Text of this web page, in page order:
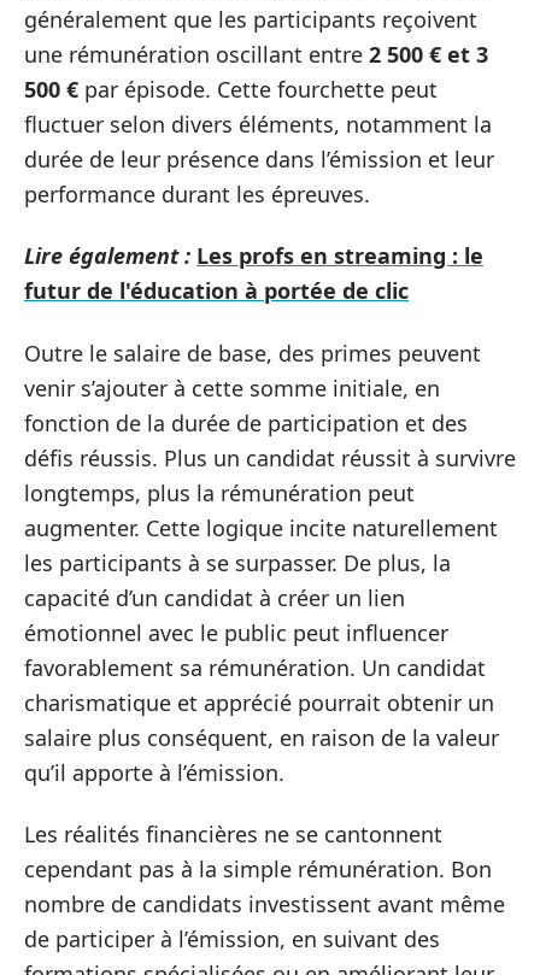
généralement que les participants reçoivent
une rémunération oscillant entre 2 500 € et 3
500 € par épisode. Cette fourchette peut
fluctuer selon divers éléments, notamment la
durée de leur présence dans l’émission et leur
performance durant les épreuves.
Lire également : Les profs en streaming : le
futur de l'éducation à portée de clic
Outre le salaire de base, des primes peuvent
venir s’ajouter à cette somme initiale, en
fonction de la durée de participation et des
défis réussis. Plus un candidat réussit à survivre
longtemps, plus la rémunération peut
augmenter. Cette logique incite naturellement
les participants à se surpasser. De plus, la
capacité d’un candidat à créer un lien
émotionnel avec le public peut influencer
favorablement sa rémunération. Un candidat
charismatique et apprécié pourrait obtenir un
salaire plus conséquent, en raison de la valeur
qu’il apporte à l’émission.
Les réalités financières ne se cantonnent
cependant pas à la simple rémunération. Bon
nombre de candidats investissent avant même
de participer à l’émission, en suivant des